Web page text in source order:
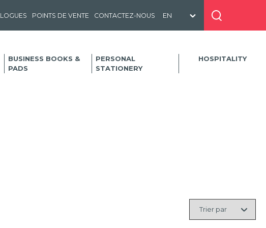
POINTS DE VENTE CONTACTEZ-NOUS
BUSINESS BOOKS &
PADS
PERSONAL
STATIONERY
HOSPITALITY